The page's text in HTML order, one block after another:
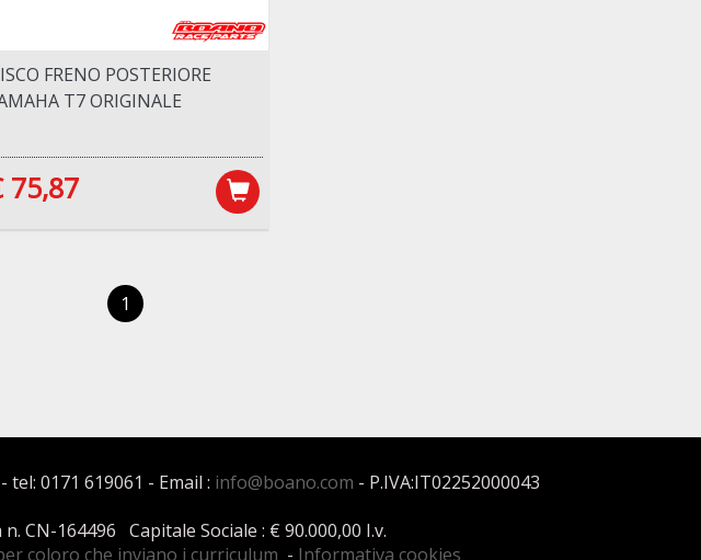
FRENO POSTERIORE
T7 ORIGINALE
75,87
1
0171 619061 - Email : info@boano.com - P.IVA:IT02252000043
CN-164496 Capitale Sociale : € 90.000,00 I.v.
coloro che inviano i curriculum - Informativa cookies